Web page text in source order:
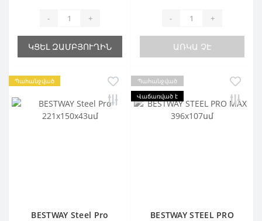
- +
ԿՑԵԼ ԶԱՄԲՅՈՒՂԻՆ
- +
ԱՌԿԱ ՉԷ
Պահանջված
BESTWAY Steel Pro
Պահանջված
Վաճառված է
BESTWAY STEEL PRO